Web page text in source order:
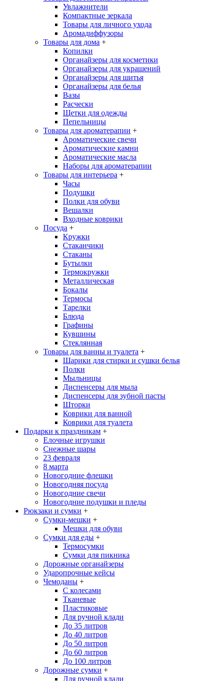
Увлажнители
Компактные зеркала
Товары для личного ухода
Аромадиффузоры
Товары для дома +
Копилки
Органайзеры для косметики
Органайзеры для украшений
Органайзеры для шитья
Органайзеры для белья
Вазы
Расчески
Щетки для одежды
Пепельницы
Товары для ароматерапии +
Ароматические свечи
Ароматические камни
Ароматические масла
Наборы для ароматерапии
Товары для интерьера +
Часы
Подушки
Полки для обуви
Вешалки
Входные коврики
Посуда +
Кружки
Стаканчики
Стаканы
Бутылки
Термокружки
Металлическая
Бокалы
Термосы
Тарелки
Блюда
Графины
Кувшины
Стеклянная
Товары для ванны и туалета +
Шарики для стирки и сушки белья
Полки
Мыльницы
Диспенсеры для мыла
Диспенсеры для зубной пасты
Шторки
Коврики для ванной
Коврики для туалета
Подарки к праздникам +
Елочные игрушки
Снежные шары
23 февраля
8 марта
Новогодние флешки
Новогодняя посуда
Новогодние свечи
Новогодние подушки и пледы
Рюкзаки и сумки +
Сумки-мешки +
Мешки для обуви
Сумки для еды +
Термосумки
Сумки для пикника
Дорожные органайзеры
Ударопрочные кейсы
Чемоданы +
С колесами
Тканевые
Пластиковые
Для ручной клади
До 35 литров
До 40 литров
До 50 литров
До 60 литров
До 100 литров
Дорожные сумки +
Для ручной клади